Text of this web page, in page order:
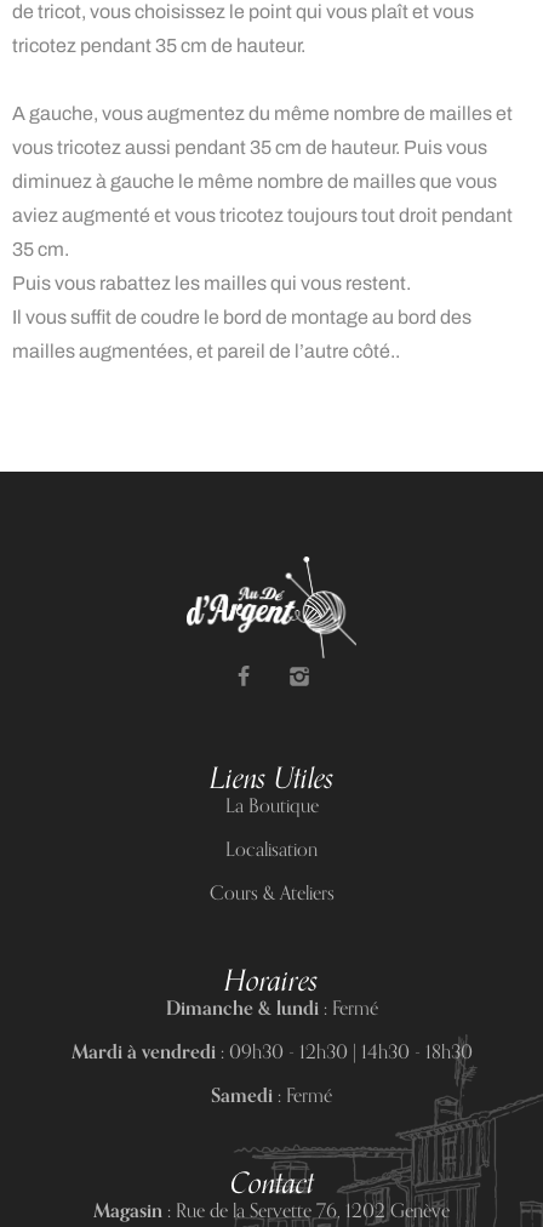
de tricot, vous choisissez le point qui vous plaît et vous
tricotez pendant 35 cm de hauteur.
A gauche, vous augmentez du même nombre de mailles et
vous tricotez aussi pendant 35 cm de hauteur. Puis vous
diminuez à gauche le même nombre de mailles que vous
aviez augmenté et vous tricotez toujours tout droit pendant
35 cm.
Puis vous rabattez les mailles qui vous restent.
Il vous suffit de coudre le bord de montage au bord des
mailles augmentées, et pareil de l’autre côté..
Liens Utiles
La Boutique
Localisation
Cours & Ateliers
Horaires
Dimanche & lundi :Fermé
Mardi à vendredi :09h30 - 12h30 | 14h30 - 18h30
Samedi :Fermé
Contact
Magasin :Rue de la Servette 76, 1202 Genève